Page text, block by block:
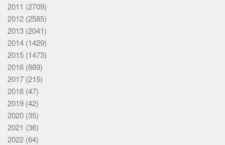
2011 (2709)
2012 (2585)
2013 (2041)
2014 (1429)
2015 (1473)
2016 (889)
2017 (215)
2018 (47)
2019 (42)
2020 (35)
2021 (36)
2022 (64)